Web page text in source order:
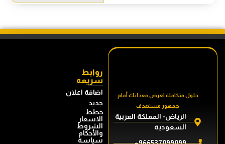
حلول متكاملة لعرض معداتك أمام
جمهور مستهدف
الرياض- المملكة العربية
السعودية
روابط
سريعه
اضافة اعلان
جديد
خطط
الاسعار
الشروط
والأحكام
سياسة